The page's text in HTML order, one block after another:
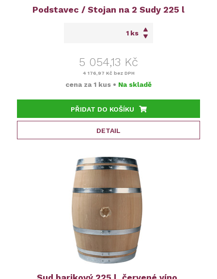
Podstavec / Stojan na 2 Sudy 225 l
ks
5 054,13 Kč
4 176,97 Kč bez DPH
cena za 1 kus • Na skladě
PŘIDAT DO KOŠÍKU
DETAIL